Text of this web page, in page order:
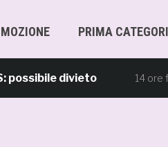
PRIMA
divieto 14 ore fa